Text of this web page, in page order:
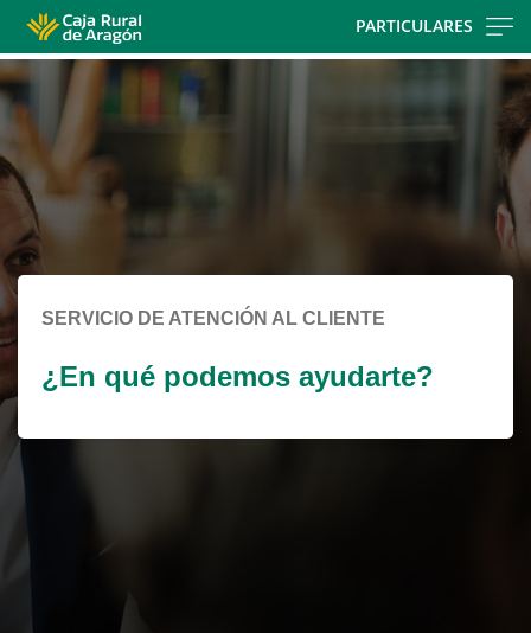
PARTICULARES
Cargando
contenido,
por
favor
espere...
SERVICIO DE ATENCIÓN AL CLIENTE
¿En qué podemos ayudarte?